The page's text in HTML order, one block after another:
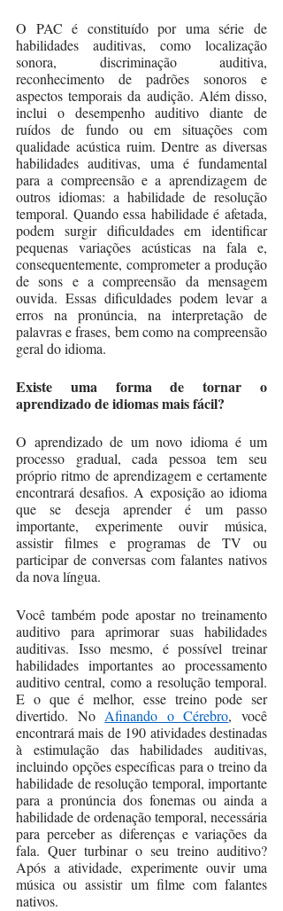
O PAC é constituído por uma série de
habilidades auditivas, como localização
sonora, discriminação auditiva,
reconhecimento de padrões sonoros e
aspectos temporais da audição. Além disso,
inclui o desempenho auditivo diante de
ruídos de fundo ou em situações com
qualidade acústica ruim. Dentre as diversas
habilidades auditivas, uma é fundamental
para a compreensão e a aprendizagem de
outros idiomas: a habilidade de resolução
temporal. Quando essa habilidade é afetada,
podem surgir dificuldades em identificar
pequenas variações acústicas na fala e,
consequentemente, comprometer a produção
de sons e a compreensão da mensagem
ouvida. Essas dificuldades podem levar a
erros na pronúncia, na interpretação de
palavras e frases, bem como na compreensão
geral do idioma.
Existe uma forma de tornar o
aprendizado de idiomas mais fácil?
O aprendizado de um novo idioma é um
processo gradual, cada pessoa tem seu
próprio ritmo de aprendizagem e certamente
encontrará desafios. A exposição ao idioma
que se deseja aprender é um passo
importante, experimente ouvir música,
assistir filmes e programas de TV ou
participar de conversas com falantes nativos
da nova língua.
Você também pode apostar no treinamento
auditivo para aprimorar suas habilidades
auditivas. Isso mesmo, é possível treinar
habilidades importantes ao processamento
auditivo central, como a resolução temporal.
E o que é melhor, esse treino pode ser
divertido. No Afinando o Cérebro, você
encontrará mais de 190 atividades destinadas
à estimulação das habilidades auditivas,
incluindo opções específicas para o treino da
habilidade de resolução temporal, importante
para a pronúncia dos fonemas ou ainda a
habilidade de ordenação temporal, necessária
para perceber as diferenças e variações da
fala. Quer turbinar o seu treino auditivo?
Após a atividade, experimente ouvir uma
música ou assistir um filme com falantes
nativos.